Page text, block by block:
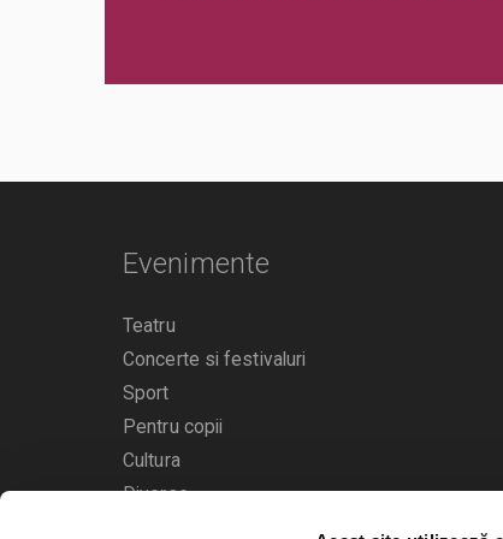
Evenimente
Teatru
Concerte si festivaluri
Sport
Pentru copii
Cultura
Diverse